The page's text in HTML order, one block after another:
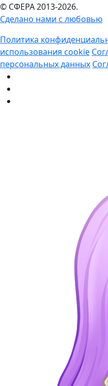
© СФЕРА 2013-2026.
Сделано нами с любовью
Политика
использования cookie
персональных данных